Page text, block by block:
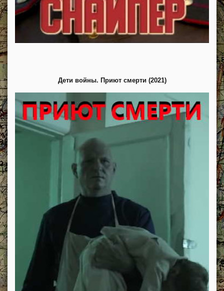
Дети войны. Приют смерти (2021)